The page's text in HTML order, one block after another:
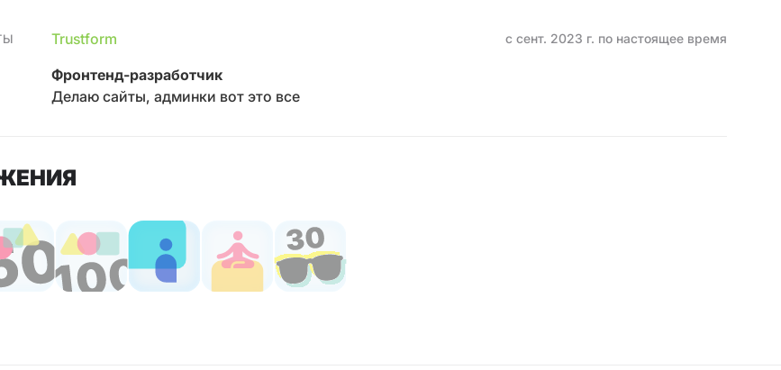
Trustform с сент. 2023 г. по настоящее время
Фронтенд-разработчик
Делаю сайты, админки вот это все